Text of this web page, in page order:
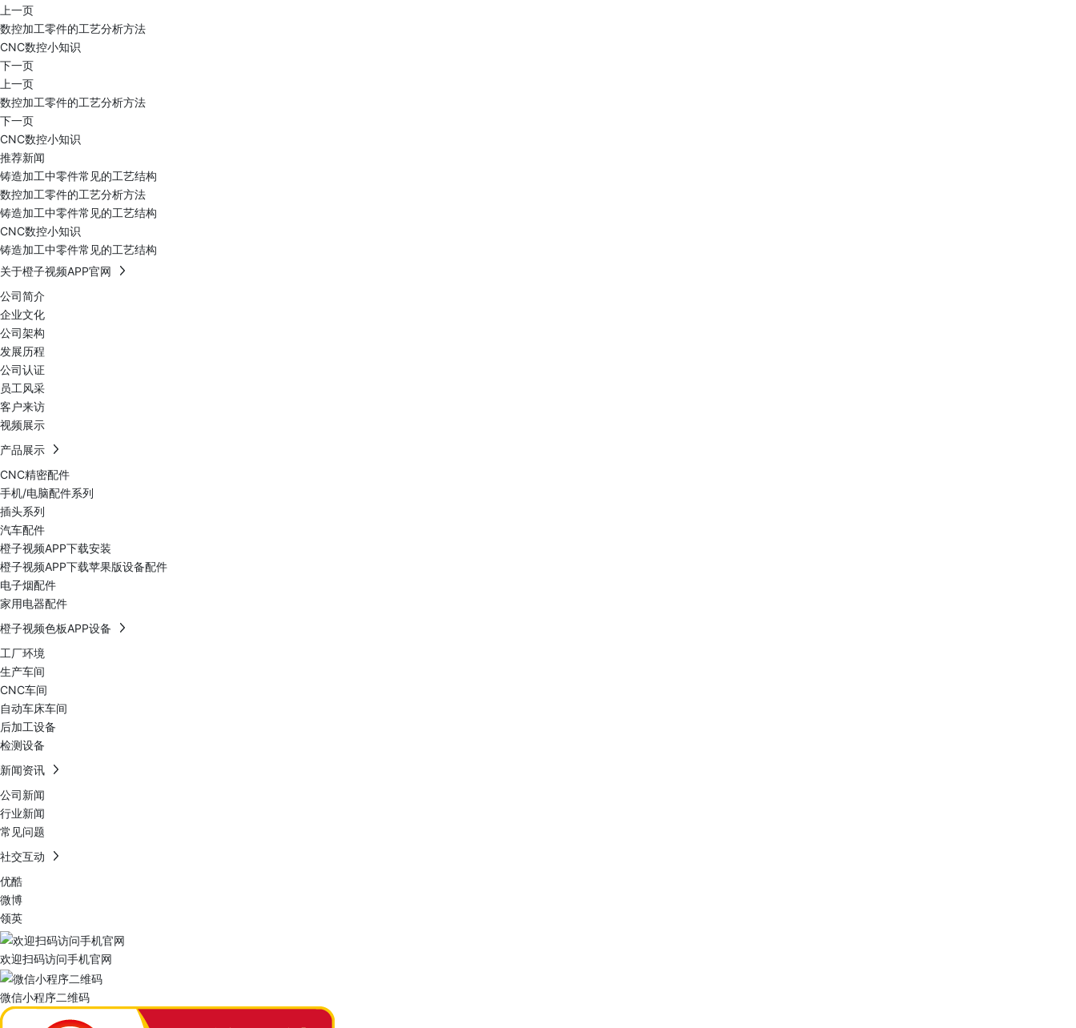
上一页
数控加工零件的工艺分析方法
CNC数控小知识
下一页
上一页
数控加工零件的工艺分析方法
下一页
CNC数控小知识
推荐新闻
铸造加工中零件常见的工艺结构
数控加工零件的工艺分析方法
铸造加工中零件常见的工艺结构
CNC数控小知识
铸造加工中零件常见的工艺结构
关于橙子视频APP官网
公司简介
企业文化
公司架构
发展历程
公司认证
员工风采
客户来访
视频展示
产品展示
CNC精密配件
手机/电脑配件系列
插头系列
汽车配件
橙子视频APP下载安装
橙子视频APP下载苹果版设备配件
电子烟配件
家用电器配件
橙子视频色板APP设备
工厂环境
生产车间
CNC车间
自动车床车间
后加工设备
检测设备
新闻资讯
公司新闻
行业新闻
常见问题
社交互动
优酷
微博
领英
欢迎扫码访问手机官网
微信小程序二维码